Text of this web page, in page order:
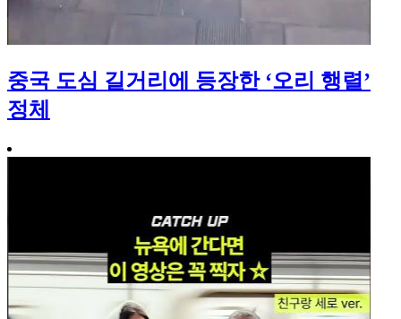
중국 도심 길거리에 등장한 ‘오리 행렬’
정체